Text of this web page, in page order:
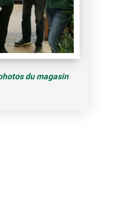
du magasin